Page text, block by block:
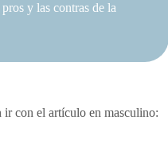
y las contras de la
ir con el artículo en masculino: